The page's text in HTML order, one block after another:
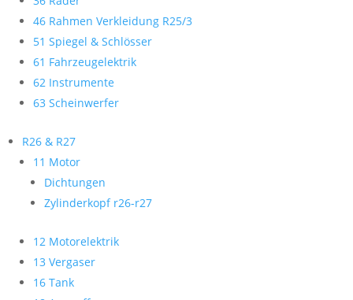
46 Rahmen Verkleidung R25/3
51 Spiegel & Schlösser
61 Fahrzeugelektrik
62 Instrumente
63 Scheinwerfer
R26 & R27
11 Motor
Dichtungen
Zylinderkopf r26-r27
12 Motorelektrik
13 Vergaser
16 Tank